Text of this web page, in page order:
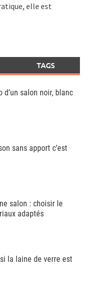
elle est
TAGS
d’un salon noir, blanc
sans apport c’est
salon : choisir le
adaptés
la laine de verre est